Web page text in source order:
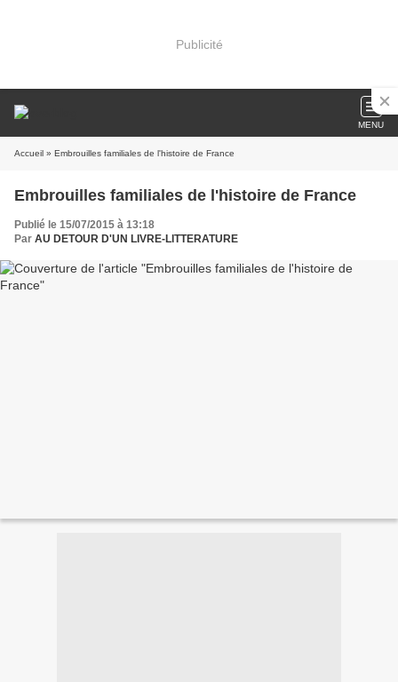
Publicité
MENU
Accueil » Embrouilles familiales de l'histoire de France
Embrouilles familiales de l'histoire de France
Publié le 15/07/2015 à 13:18
Par AU DETOUR D'UN LIVRE-LITTERATURE